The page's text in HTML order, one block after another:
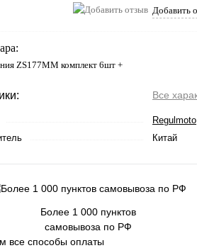
Добавить
ZS177MM комплект 6шт +
Все
Regulmoto
Китай
Более 1 000 пунктов
самовывоза по РФ